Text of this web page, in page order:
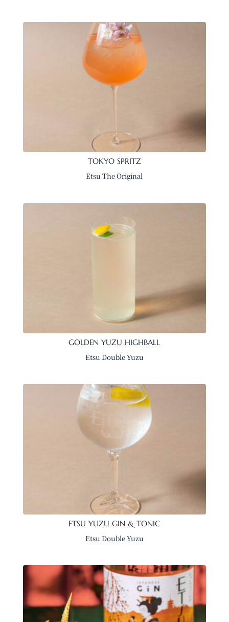
TOKYO SPRITZ
Etsu The Original
GOLDEN YUZU HIGHBALL
Etsu Double Yuzu
ETSU YUZU GIN & TONIC
Etsu Double Yuzu